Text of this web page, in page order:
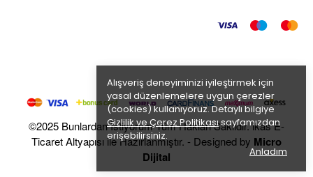
Alışveriş deneyiminizi iyileştirmek için
yasal düzenlemelere uygun çerezler
(cookies) kullanıyoruz. Detaylı bilgiye
Gizlilik ve Çerez Politikasısayfamızdan
erişebilirsiniz.
Anladım
©2025 Bunlardan İstiyorum Tüm Hakları Saklıdır. ikas E-
Ticaret Altyapısı ile Hazırlanmıştır. - Designed by Micro
Dijital